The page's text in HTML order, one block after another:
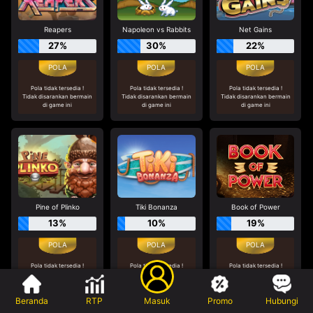
Reapers
27%
Pola tidak tersedia !
Tidak disarankan bermain
di game ini
Napoleon vs Rabbits
30%
Pola tidak tersedia !
Tidak disarankan bermain
di game ini
Net Gains
22%
Pola tidak tersedia !
Tidak disarankan bermain
di game ini
Pine of Plinko
13%
Pola tidak tersedia !
Tidak disarankan bermain
Tiki Bonanza
10%
Pola tidak tersedia !
Tidak disarankan bermain
di game ini
Book of Power
19%
Pola tidak tersedia !
Tidak disarankan bermain
Beranda RTP Masuk Promo Hubungi